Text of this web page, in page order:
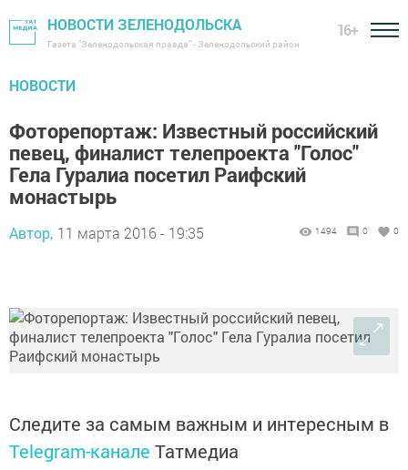
НОВОСТИ ЗЕЛЕНОДОЛЬСКА
Газета "Зеленодольская правда" - Зеленодольский район
16+
НОВОСТИ
Фоторепортаж: Известный российский
певец, финалист телепроекта "Голос"
Гела Гуралиа посетил Раифский
монастырь
Автор, 11 марта 2016 - 19:35 1494 0 0
Следите за самым важным и интересным в
Telegram-канале Татмедиа